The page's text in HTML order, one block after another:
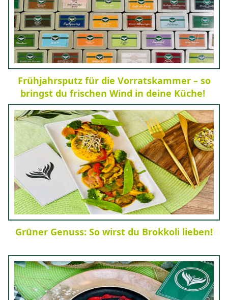
Frühjahrsputz für die Vorratskammer – so
bringst du frischen Wind in deine Küche!
Grüner Genuss: So wirst du Brokkoli lieben!